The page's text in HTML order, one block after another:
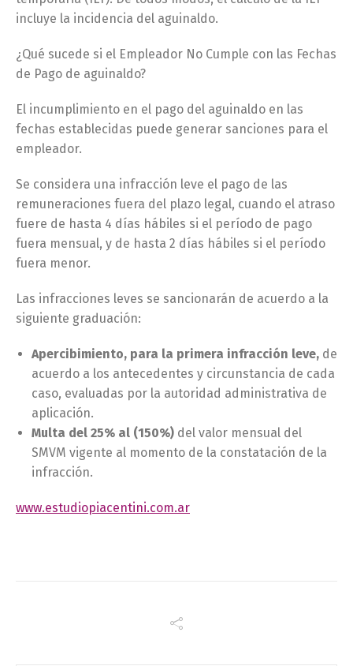
incluye la incidencia del aguinaldo.
¿Qué sucede si el Empleador No Cumple con las Fechas
de Pago de aguinaldo?
El incumplimiento en el pago del aguinaldo en las
fechas establecidas puede generar sanciones para el
empleador.
Se considera una infracción leve el pago de las
remuneraciones fuera del plazo legal, cuando el atraso
fuere de hasta 4 días hábiles si el período de pago
fuera mensual, y de hasta 2 días hábiles si el período
fuera menor.
Las infracciones leves se sancionarán de acuerdo a la
siguiente graduación:
Apercibimiento, para la primera infracción leve, de
acuerdo a los antecedentes y circunstancia de cada
caso, evaluadas por la autoridad administrativa de
aplicación.
Multa del 25% al (150%) del valor mensual del
SMVM vigente al momento de la constatación de la
infracción.
www.estudiopiacentini.com.ar